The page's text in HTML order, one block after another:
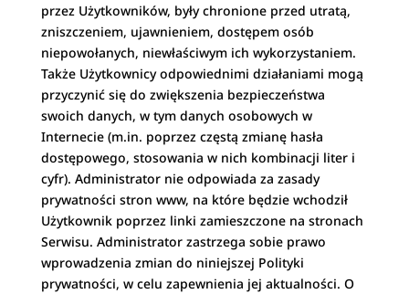
przez Użytkowników, były chronione przed utratą,
zniszczeniem, ujawnieniem, dostępem osób
niepowołanych, niewłaściwym ich wykorzystaniem.
Także Użytkownicy odpowiednimi działaniami mogą
przyczynić się do zwiększenia bezpieczeństwa
swoich danych, w tym danych osobowych w
Internecie (m.in. poprzez częstą zmianę hasła
dostępowego, stosowania w nich kombinacji liter i
cyfr). Administrator nie odpowiada za zasady
prywatności stron www, na które będzie wchodził
Użytkownik poprzez linki zamieszczone na stronach
Serwisu. Administrator zastrzega sobie prawo
wprowadzenia zmian do niniejszej Polityki
prywatności, w celu zapewnienia jej aktualności. O